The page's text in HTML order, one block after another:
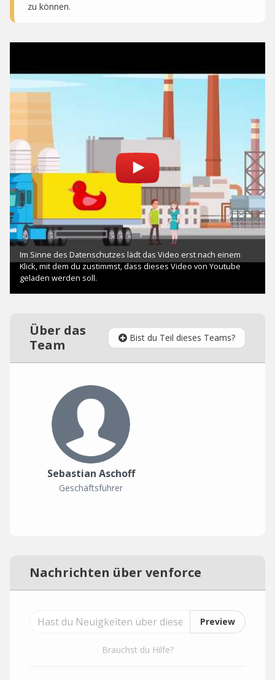
zu können.
Über das
Team
Bist du Teil dieses Teams?
Sebastian Aschoff
Geschäftsführer
Nachrichten über venforce
Preview
Brauchst du Hilfe?